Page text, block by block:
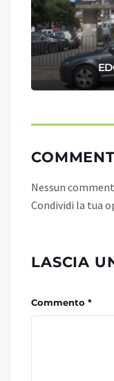
Nessun
Condividi la tua
LASCIA
Commento *